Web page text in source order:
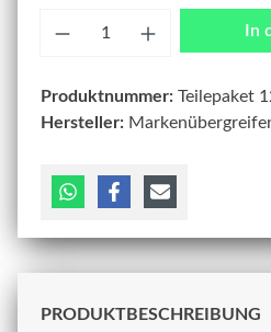
In
Produktnummer: Teilepaket
Hersteller:
PRODUKTBESCHREIBUNG